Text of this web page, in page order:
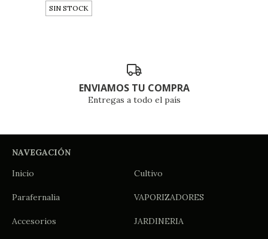
SIN STOCK
ENVIAMOS TU COMPRA
Entregas a todo el país
NAVEGACIÓN
Inicio
Cultivo
Parafernalia VAPORIZADORES
Accesorios JARDINERIA